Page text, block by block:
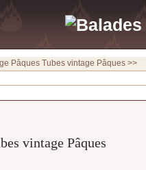
Pâques Tubes vintage Pâques >>